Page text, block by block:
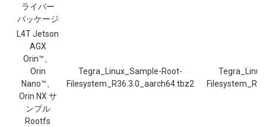
ライバー
パッケージ
L4T Jetson
AGX
Orin™、
Orin
Nano™、
Orin NX サ
ンプル
Rootfs
Tegra_Linux_Sample-Root-
Filesystem_R36.3.0_aarch64.tbz2